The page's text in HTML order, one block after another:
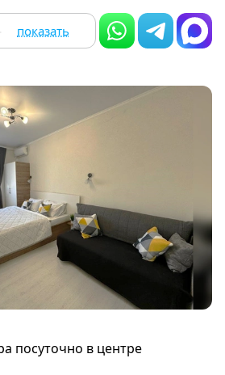
показать
посуточно в центре